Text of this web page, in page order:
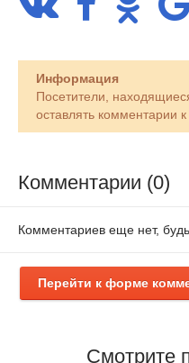
Информация
Посетители,
оставлять комментарии
Комментарии (0)
Комментариев еще нет, будь
Перейти к форме
Смотрите